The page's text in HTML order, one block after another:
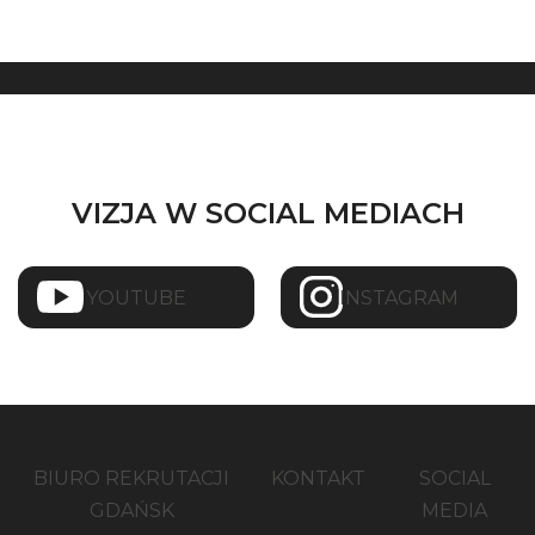
VIZJA W SOCIAL MEDIACH
YOUTUBE INSTAGRAM
BIURO REKRUTACJI
GDAŃSK
KONTAKT
SOCIAL
MEDIA